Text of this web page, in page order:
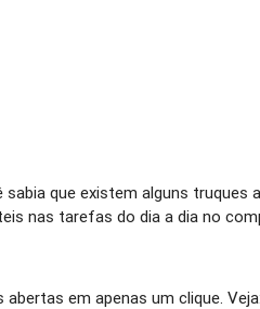
sabia que existem alguns truques
nas tarefas do dia a dia no
em apenas um clique.